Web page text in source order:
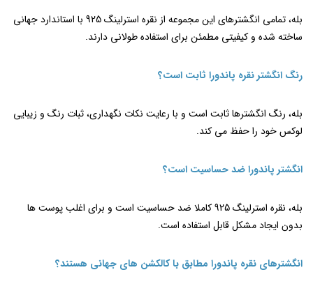
بله، تمامی انگشترهای این مجموعه از نقره استرلینگ 925 با استاندارد جهانی
ساخته شده و کیفیتی مطمئن برای استفاده طولانی دارند.
رنگ انگشتر نقره پاندورا ثابت است؟
بله، رنگ انگشترها ثابت است و با رعایت نکات نگهداری، ثبات رنگ و زیبایی
لوکس خود را حفظ می ‌کند.
انگشتر پاندورا ضد حساسیت است؟
بله، نقره استرلینگ 925 کاملا ضد حساسیت است و برای اغلب پوست ‌ها
بدون ایجاد مشکل قابل استفاده است.
انگشترهای نقره پاندورا مطابق با کالکشن ‌های جهانی هستند؟